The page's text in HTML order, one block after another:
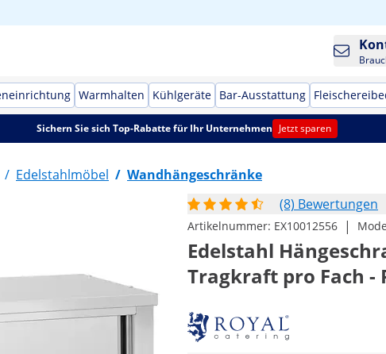
Warmhalten Kühlgeräte Bar-Ausstattung
Sichern Sie sich Top-Rabatte für Ihr Unternehmen Jetzt sparen
/ Edelstahlmöbel / Wandhängeschränke
(8) Bewertungen
Artikelnummer: EX10012556 |
Edelstahl
Tragkraft pro Fach -